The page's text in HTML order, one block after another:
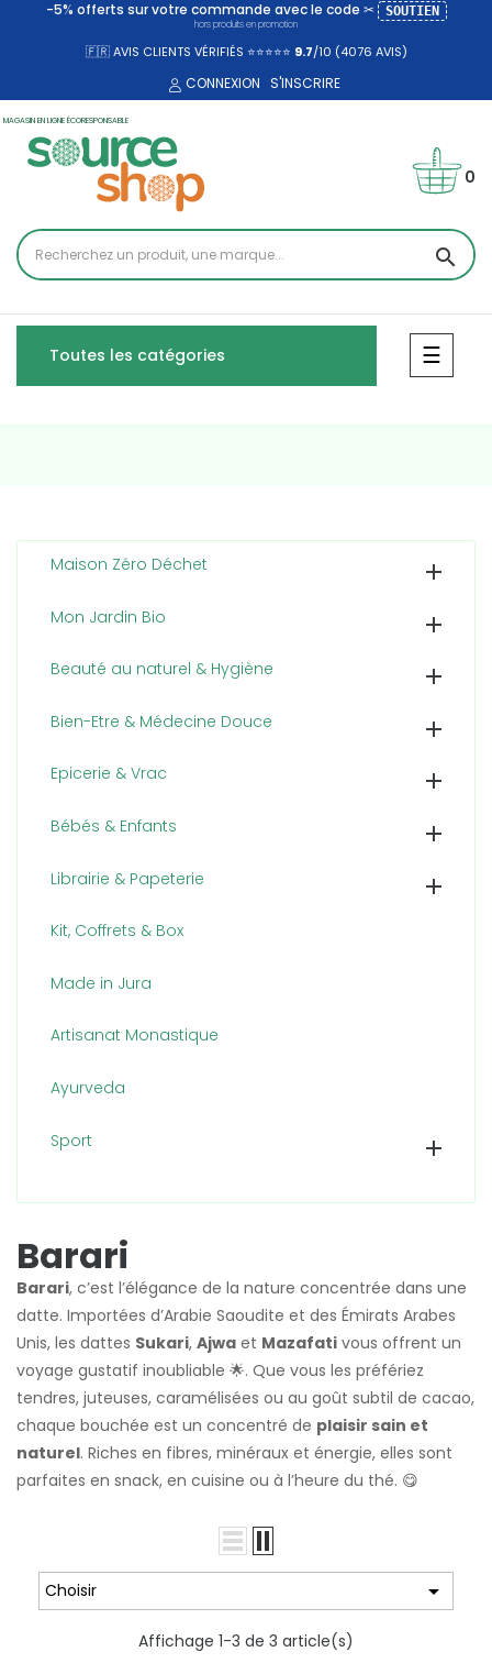
-5% offerts sur votre commande avec le code ✂ SOUTIEN
hors produits en promotion
🇫🇷 AVIS CLIENTS VÉRIFIÉS ⭐⭐⭐⭐⭐ 9.7/10 (4076 AVIS)
CONNEXION S'INSCRIRE
MAGASIN EN LIGNE ÉCORESPONSABLE
search
0
Toutes les catégories ☰
Maison Zéro Déchet 
Mon Jardin Bio 
Beauté au naturel & Hygiène 
Bien-Etre & Médecine Douce 
Epicerie & Vrac 
Bébés & Enfants 
Librairie & Papeterie 
Kit, Coffrets & Box
Made in Jura
Artisanat Monastique
Ayurveda
Sport 
Barari
Barari, c’est l’élégance de la nature concentrée dans une
datte. Importées d’Arabie Saoudite et des Émirats Arabes
Unis, les dattes Sukari, Ajwa et Mazafati vous offrent un
voyage gustatif inoubliable 🌟. Que vous les préfériez
tendres, juteuses, caramélisées ou au goût subtil de cacao,
chaque bouchée est un concentré de plaisir sain et
naturel. Riches en fibres, minéraux et énergie, elles sont
parfaites en snack, en cuisine ou à l’heure du thé. 😋
Choisir 
Affichage 1-3 de 3 article(s)